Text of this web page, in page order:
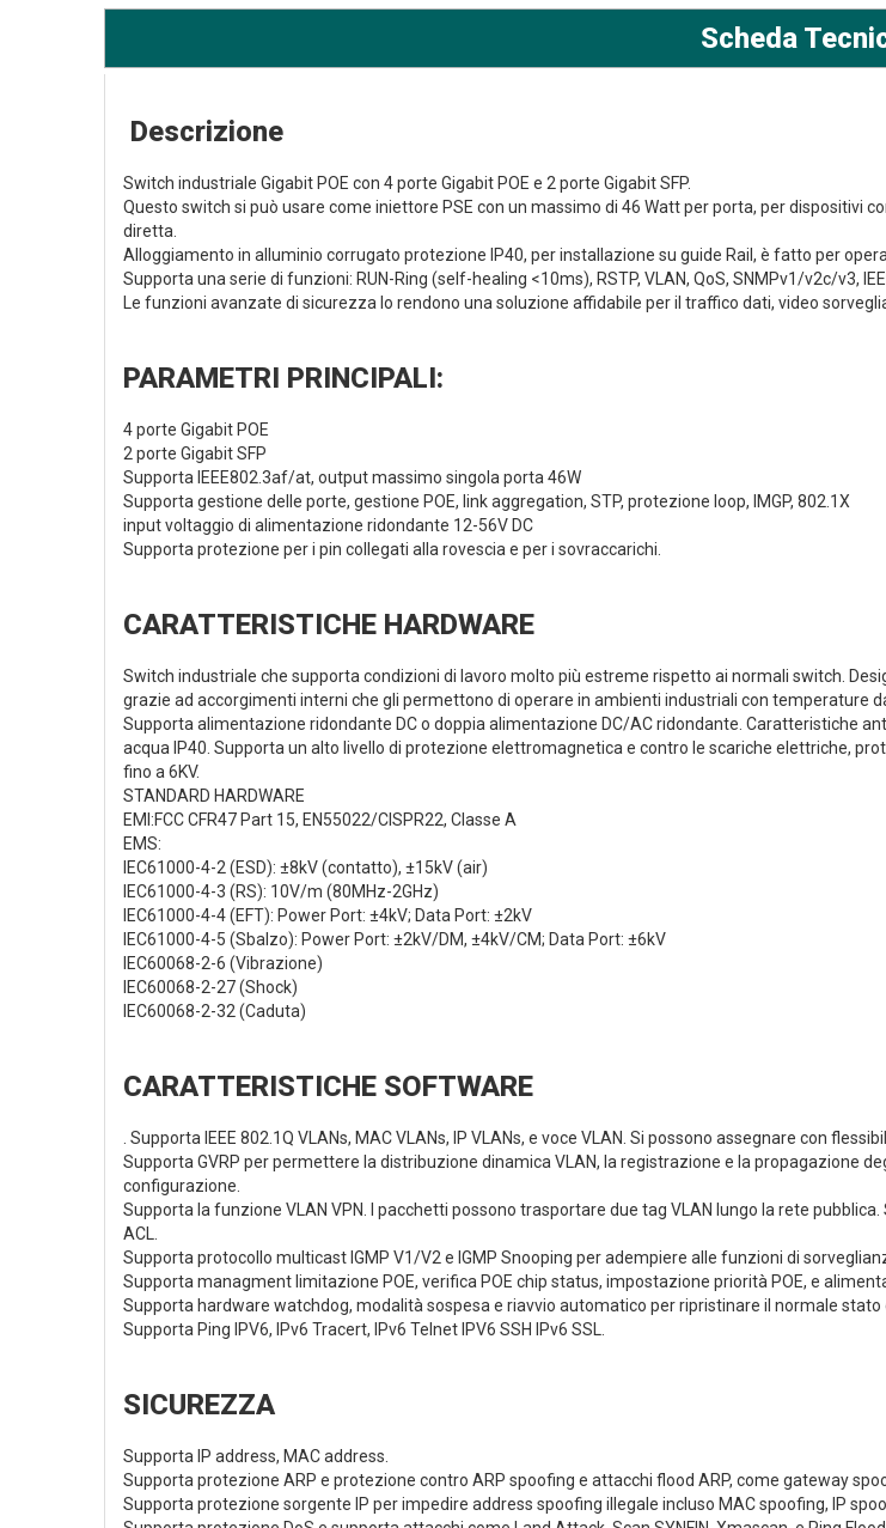
Scheda
Descrizione
Switch industriale Gigabit POE con 4 porte Gigabit POE e 2 porte Gigabit SFP.
Questo switch si può usare come iniettore PSE con un massimo di 46 Watt per porta, per dispositivi
diretta.
Alloggiamento in alluminio corrugato protezione IP40, per installazione su guide Rail, è fatto per
Supporta una serie di funzioni: RUN-Ring (self-healing <10ms), RSTP, VLAN, QoS, SNMPv1/v2c/v3,
Le funzioni avanzate di sicurezza lo rendono una soluzione affidabile per il traffico dati, video
PARAMETRI PRINCIPALI:
4 porte Gigabit POE
2 porte Gigabit SFP
Supporta IEEE802.3af/at, output massimo singola porta 46W
Supporta gestione delle porte, gestione POE, link aggregation, STP, protezione loop, IMGP, 802.1X
input voltaggio di alimentazione ridondante 12-56V DC
Supporta protezione per i pin collegati alla rovescia e per i sovraccarichi.
CARATTERISTICHE HARDWARE
Switch industriale che supporta condizioni di lavoro molto più estreme rispetto ai normali switch.
grazie ad accorgimenti interni che gli permettono di operare in ambienti industriali con temperature
Supporta alimentazione ridondante DC o doppia alimentazione DC/AC ridondante. Caratteristiche
acqua IP40. Supporta un alto livello di protezione elettromagnetica e contro le scariche elettriche,
fino a 6KV.
STANDARD HARDWARE
EMI:FCC CFR47 Part 15, EN55022/CISPR22, Classe A
EMS:
IEC61000-4-2 (ESD): ±8kV (contatto), ±15kV (air)
IEC61000-4-3 (RS): 10V/m (80MHz-2GHz)
IEC61000-4-4 (EFT): Power Port: ±4kV; Data Port: ±2kV
IEC61000-4-5 (Sbalzo): Power Port: ±2kV/DM, ±4kV/CM; Data Port: ±6kV
IEC60068-2-6 (Vibrazione)
IEC60068-2-27 (Shock)
IEC60068-2-32 (Caduta)
CARATTERISTICHE SOFTWARE
. Supporta IEEE 802.1Q VLANs, MAC VLANs, IP VLANs, e voce VLAN. Si possono assegnare con
Supporta GVRP per permettere la distribuzione dinamica VLAN, la registrazione e la propagazione
configurazione.
Supporta la funzione VLAN VPN. I pacchetti possono trasportare due tag VLAN lungo la rete pubblica.
ACL.
Supporta protocollo multicast IGMP V1/V2 e IGMP Snooping per adempiere alle funzioni di
Supporta managment limitazione POE, verifica POE chip status, impostazione priorità POE, e
Supporta hardware watchdog, modalità sospesa e riavvio automatico per ripristinare il normale stato
Supporta Ping IPV6, IPv6 Tracert, IPv6 Telnet IPV6 SSH IPv6 SSL.
SICUREZZA
Supporta IP address, MAC address.
Supporta protezione ARP e protezione contro ARP spoofing e attacchi flood ARP, come gateway
Supporta protezione sorgente IP per impedire address spoofing illegale incluso MAC spoofing, IP